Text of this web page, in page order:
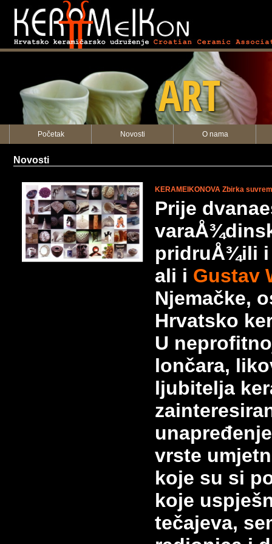
ART
Početak Novosti O nama
Novosti
KERAMEIKONOVA Zbirka
Prije
pridruÅ¾ili
ali i Gustav
Njemačke,
Hrvatsko
U
lončara,
ljubitelja
vrste
koje su si
koje
tečajeva,